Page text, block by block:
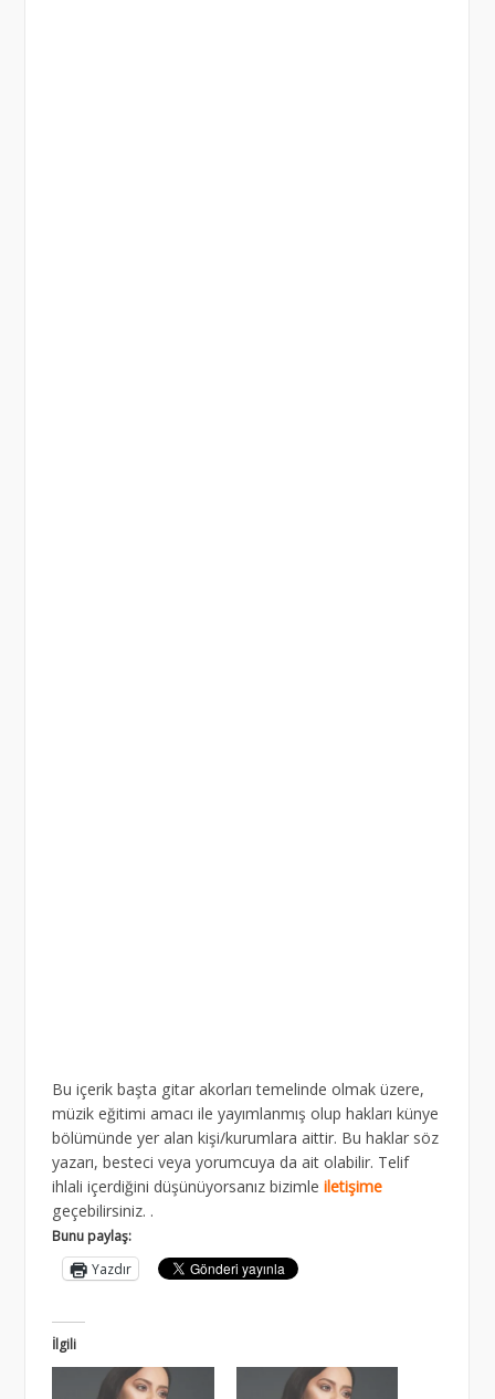
Bu içerik başta gitar akorları temelinde olmak üzere,
müzik eğitimi amacı ile yayımlanmış olup hakları künye
bölümünde yer alan kişi/kurumlara aittir. Bu haklar söz
yazarı, besteci veya yorumcuya da ait olabilir. Telif
ihlali içerdiğini düşünüyorsanız bizimle iletişime
geçebilirsiniz. .
Bunu paylaş:
Yazdır
İlgili